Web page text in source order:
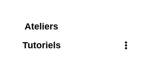
Ateliers
Tutoriels